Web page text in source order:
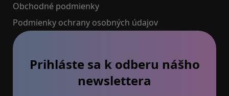
Obchodné podmienky
Podmienky ochrany osobných údajov
Prihláste sa k odberu nášho
newslettera